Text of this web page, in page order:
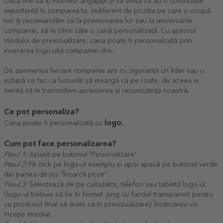
importantă în compania ta, indiferent de poziția pe care o ocupă,
noi iți recomandăm ca la promovarea lor sau la aniversările
companiei, să le oferi câte o cană personalizată. Cu ajutorul
modului de previzualizare, cana poate fi personalizată prin
inserarea logo-ului companiei dvs.
De asemenea fiecare companie are cu siguranță un lider sau o
echipă ce fac ca lucrurile să meargă că pe roate, de aceea ei
merită să le transmitem aprecierea și recunoștința noastră.
Ce pot personaliza?
Cana poate fi personalizată cu logo.
Cum pot face personalizarea?
Pasul 1: Apasă pe butonul "Personalizare".
Pasul 2: Fă click pe logo-ul exemplu și apoi apasă pe butonul verde
din partea de jos "Încarcă poze" .
Pasul 3: Selectează de pe calculator, telefon sau tabletă logo-ul
(logo-ul trebuie să fie în format .png cu fundal transparent pentru
ca produsul final să arate ca în previzualizare). Încărcarea va
începe imediat.